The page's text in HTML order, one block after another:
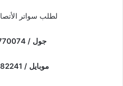
لطلب سواتر
جول / 0553770074
موبايل / 0548682241